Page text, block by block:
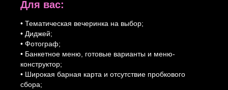
Для вас:
• Тематическая вечеринка на выбор;
• Диджей;
• Фотограф;
• Банкетное меню, готовые варианты и меню-
конструктор;
• Широкая барная карта и отсутствие пробкового
сбора;